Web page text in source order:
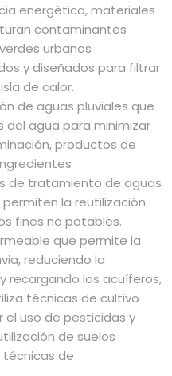
energética, materiales
contaminantes
urbanos
y diseñados para filtrar
de calor.
de aguas pluviales que
del agua para minimizar
productos de
de tratamiento de aguas
la reutilización
fines no potables.
que permite la
reduciendo la
recargando los acuíferos,
técnicas de cultivo
el uso de pesticidas y
de suelos
de